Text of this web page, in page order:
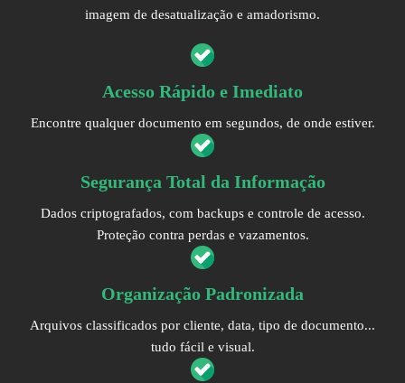
imagem de desatualização e amadorismo.
Acesso Rápido e Imediato
Encontre qualquer documento em segundos, de onde estiver.
Segurança Total da Informação
Dados criptografados, com backups e controle de acesso.
Proteção contra perdas e vazamentos.
Organização Padronizada
Arquivos classificados por cliente, data, tipo de documento...
tudo fácil e visual.